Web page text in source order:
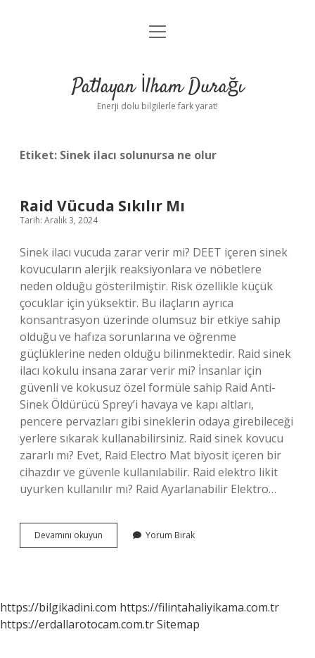
Anasayfa
Yasal Uyarı
menüyü
Patlayan İlham Durağı
Enerji dolu bilgilerle fark yarat!
Etiket: Sinek ilacı solunursa ne olur
Raid Vücuda Sıkılır Mı
Tarih: Aralık 3, 2024
Sinek ilacı vucuda zarar verir mi? DEET içeren sinek
kovucuların alerjik reaksiyonlara ve nöbetlere
neden olduğu gösterilmiştir. Risk özellikle küçük
çocuklar için yüksektir. Bu ilaçların ayrıca
konsantrasyon üzerinde olumsuz bir etkiye sahip
olduğu ve hafıza sorunlarına ve öğrenme
güçlüklerine neden olduğu bilinmektedir. Raid sinek
ilacı kokulu insana zarar verir mi? İnsanlar için
güvenli ve kokusuz özel formüle sahip Raid Anti-
Sinek Öldürücü Sprey’i havaya ve kapı altları,
pencere pervazları gibi sineklerin odaya girebileceği
yerlere sıkarak kullanabilirsiniz. Raid sinek kovucu
zararlı mı? Evet, Raid Electro Mat biyosit içeren bir
cihazdır ve güvenle kullanılabilir. Raid elektro likit
uyurken kullanılır mı? Raid Ayarlanabilir Elektro…
Devamını okuyun
Vücuda
Yorum Bırak
https://bilgikadini.com https://filintahaliyikama.com.tr
https://erdallarotocam.com.trSitemap